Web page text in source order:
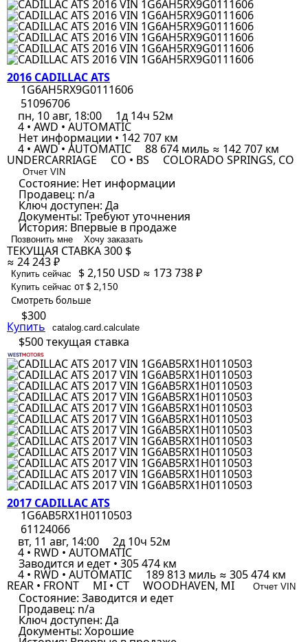
2016 CADILLAC ATS
1G6AH5RX9G0111606
51096706
пн, 10 авг, 18:00
1д 14ч 52м
4 • AWD • AUTOMATIC
Нет информации • 142 707 км
4 • AWD • AUTOMATIC 88 674 миль ≈ 142 707 км
UNDERCARRIAGE CO • BS COLORADO SPRINGS, CO
Отчет VIN
Состояние: Нет информации
Продавец: n/a
Ключ доступен: Да
Документы: Требуют уточнения
История: Впервые в продаже
Позвонить мне Хочу заказать
ТЕКУЩАЯ СТАВКА300 $
≈ 24 243 ₽
Купить сейчас $ 2,150 USD ≈ 173 738 ₽
Купить сейчас от $ 2,150
Смотреть больше
$300
Купить catalog.card.calculate
$500текущая ставка
2017 CADILLAC ATS
1G6AB5RX1H0110503
61124066
вт, 11 авг, 14:00
2д 10ч 52м
4 • RWD • AUTOMATIC
Заводится и едет • 305 474 км
4 • RWD • AUTOMATIC 189 813 миль ≈ 305 474 км
REAR • FRONT MI • CT WOODHAVEN, MI Отчет VIN
Состояние: Заводится и едет
Продавец: n/a
Ключ доступен: Да
Документы: Хорошие